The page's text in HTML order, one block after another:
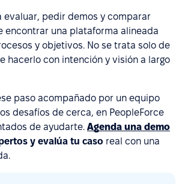
evaluar, pedir demos y comparar
encontrar una plataforma alineada
y objetivos. No se trata solo de
hacerlo con intención y visión a largo
paso acompañado por un equipo
desafíos de cerca, en PeopleForce
de ayudarte. Agenda una demo
y evalúa tu caso real con una